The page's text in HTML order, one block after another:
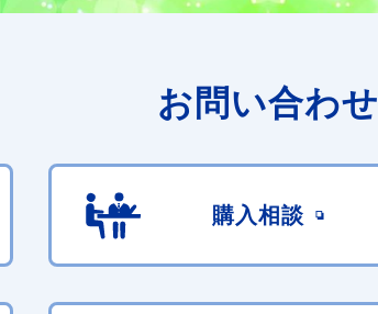
お問い合わせ
購入相談